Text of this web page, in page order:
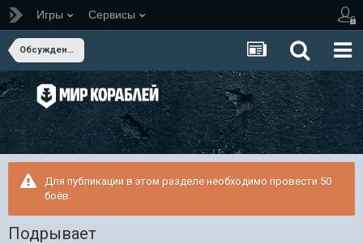
Игры Сервисы
Обсуждение Мира Кораблей
Для публикации в этом разделе необходимо провести 50
боёв.
Подрывает